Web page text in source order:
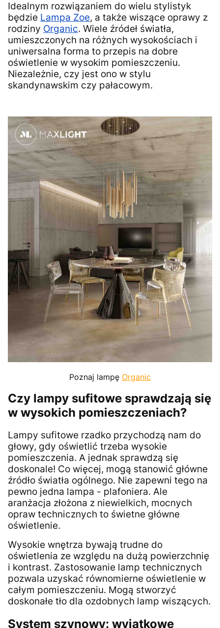
Idealnym rozwiązaniem do wielu stylistyk
będzie Lampa Zoe, a także wiszące oprawy z
rodziny Organic. Wiele źródeł światła,
umieszczonych na różnych wysokościach i
uniwersalna forma to przepis na dobre
oświetlenie w wysokim pomieszczeniu.
Niezależnie, czy jest ono w stylu
skandynawskim czy pałacowym.
Poznaj lampę Organic
Czy lampy sufitowe sprawdzają się
w wysokich pomieszczeniach?
Lampy sufitowe rzadko przychodzą nam do
głowy, gdy oświetlić trzeba wysokie
pomieszczenia. A jednak sprawdzą się
doskonale! Co więcej, mogą stanowić główne
źródło światła ogólnego. Nie zapewni tego na
pewno jedna lampa - plafoniera. Ale
aranżacja złożona z niewielkich, mocnych
opraw technicznych to świetne główne
oświetlenie.
Wysokie wnętrza bywają trudne do
oświetlenia ze względu na dużą powierzchnię
i kontrast. Zastosowanie lamp technicznych
pozwala uzyskać równomierne oświetlenie w
całym pomieszczeniu. Mogą stworzyć
doskonałe tło dla ozdobnych lamp wiszących.
System szynowy: wyjątkowe